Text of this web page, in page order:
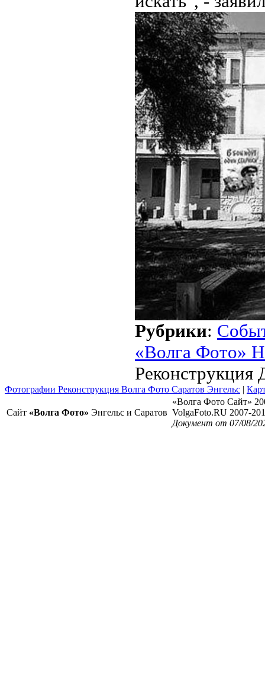
Рубрики:
«Волга Фото»
Фотографии Реконструкция Волга Фото Саратов Энгельс |
Сайт «Волга Фото» Энгельс и Саратов
«Волга Фото Сайт»
VolgaFoto.RU 2007-
Документ от 07/08/